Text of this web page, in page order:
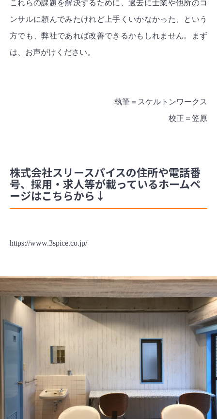
これらの課題を解決するために、過去に士業や他所のコ
ンサルに頼んでみたけれど上手くいかなかった、という
方でも、弊社であれば改善できるかもしれません。まず
は、お声がけください。
執筆＝スケルトンワークス
校正＝笠原
株式会社スリースパイスの住所や電話番
号、採用・求人等が載っているホームペ
ージはこちらから↓
https://www.3spice.co.jp/